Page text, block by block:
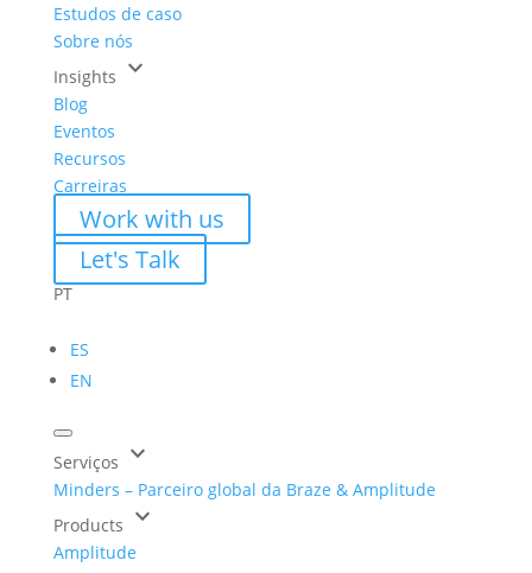
Estudos de caso
Sobre nós
Insights keyboard_arrow_down
Blog
Eventos
Recursos
Carreiras
Work with us
Let's Talk
PT
ES
EN
Serviços keyboard_arrow_down
Minders – Parceiro global da Braze & Amplitude
Products keyboard_arrow_down
Amplitude